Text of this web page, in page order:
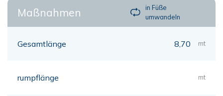
Maßnahmen
in Füße
umwandeln
Gesamtlänge 8,70 mt
rumpflänge mt